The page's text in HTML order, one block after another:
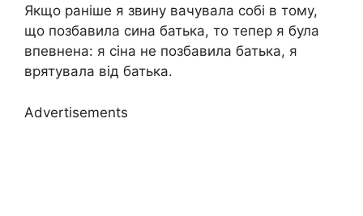
Якщо раніше я звину вачувала собі в тому,
що позбавила сина батька, то тепер я була
впевнена: я сіна не позбавила батька, я
врятувала від батька.
Advertisements